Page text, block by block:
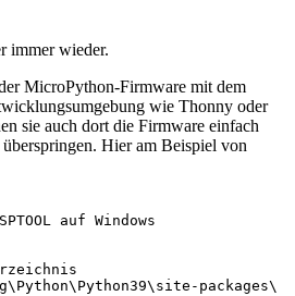
immer wieder.
MicroPython-Firmware mit dem
wie Thonny oder
sie auch dort die Firmware einfach
Hier am Beispiel von
auf Windows
packages\